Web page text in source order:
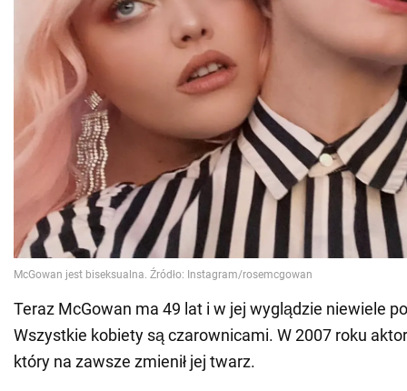
Teraz McGowan ma 49 lat i w jej wyglądzie niewiele
Wszystkie kobiety są czarownicami. W 2007 roku
który na zawsze zmienił jej twarz.